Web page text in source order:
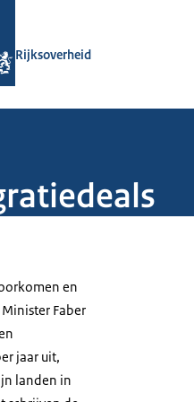
Rijksoverheid
en
Faber
jaar uit,
landen in